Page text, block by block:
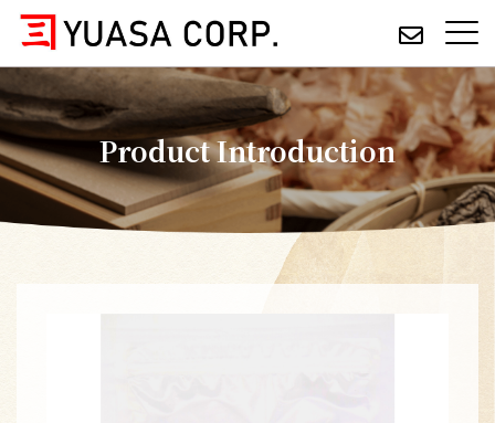
Product Introduction